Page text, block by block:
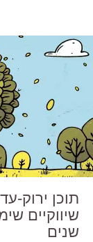
תוכן ירוק-
שיווקיים
שנים